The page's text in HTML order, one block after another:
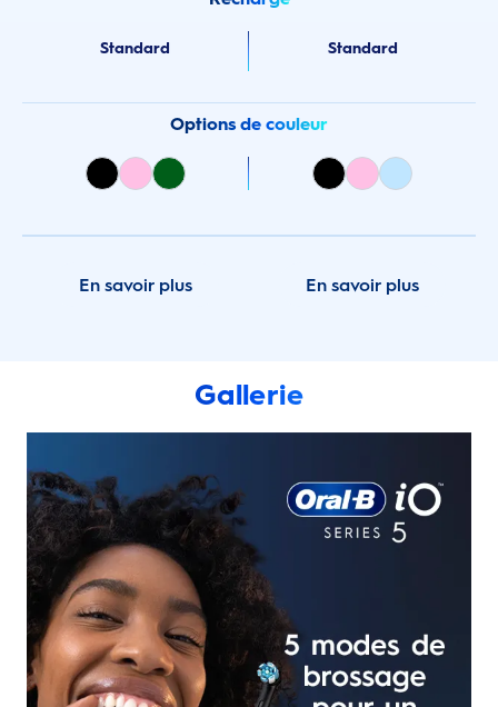
Standard Standard
Options de couleur
En savoir plus En savoir plus
Gallerie